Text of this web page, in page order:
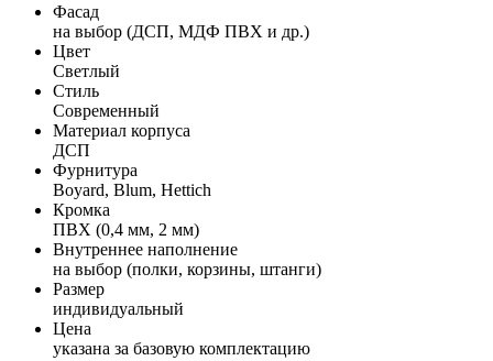
Фасад
на выбор (ДСП, МДФ ПВХ и др.)
Цвет
Светлый
Стиль
Современный
Материал корпуса
ДСП
Фурнитура
Boyard, Blum, Hettich
Кромка
ПВХ (0,4 мм, 2 мм)
Внутреннее наполнение
на выбор (полки, корзины, штанги)
Размер
индивидуальный
Цена
указана за базовую комплектацию